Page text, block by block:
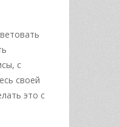
с
своей
это с